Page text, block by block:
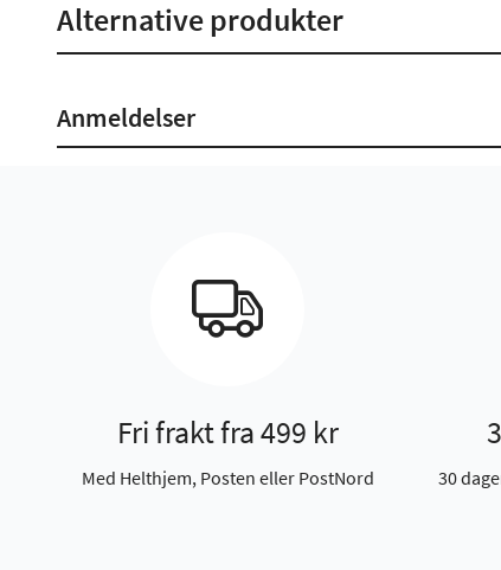
Alternative produkter
Anmeldelser
Fri frakt fra 499 kr
Med Helthjem, Posten eller PostNord
30